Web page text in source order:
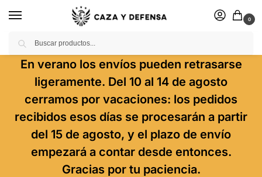
0
En verano los envíos pueden retrasarse
ligeramente. Del 10 al 14 de agosto
cerramos por vacaciones: los pedidos
recibidos esos días se procesarán a partir
del 15 de agosto, y el plazo de envío
empezará a contar desde entonces.
Gracias por tu paciencia.